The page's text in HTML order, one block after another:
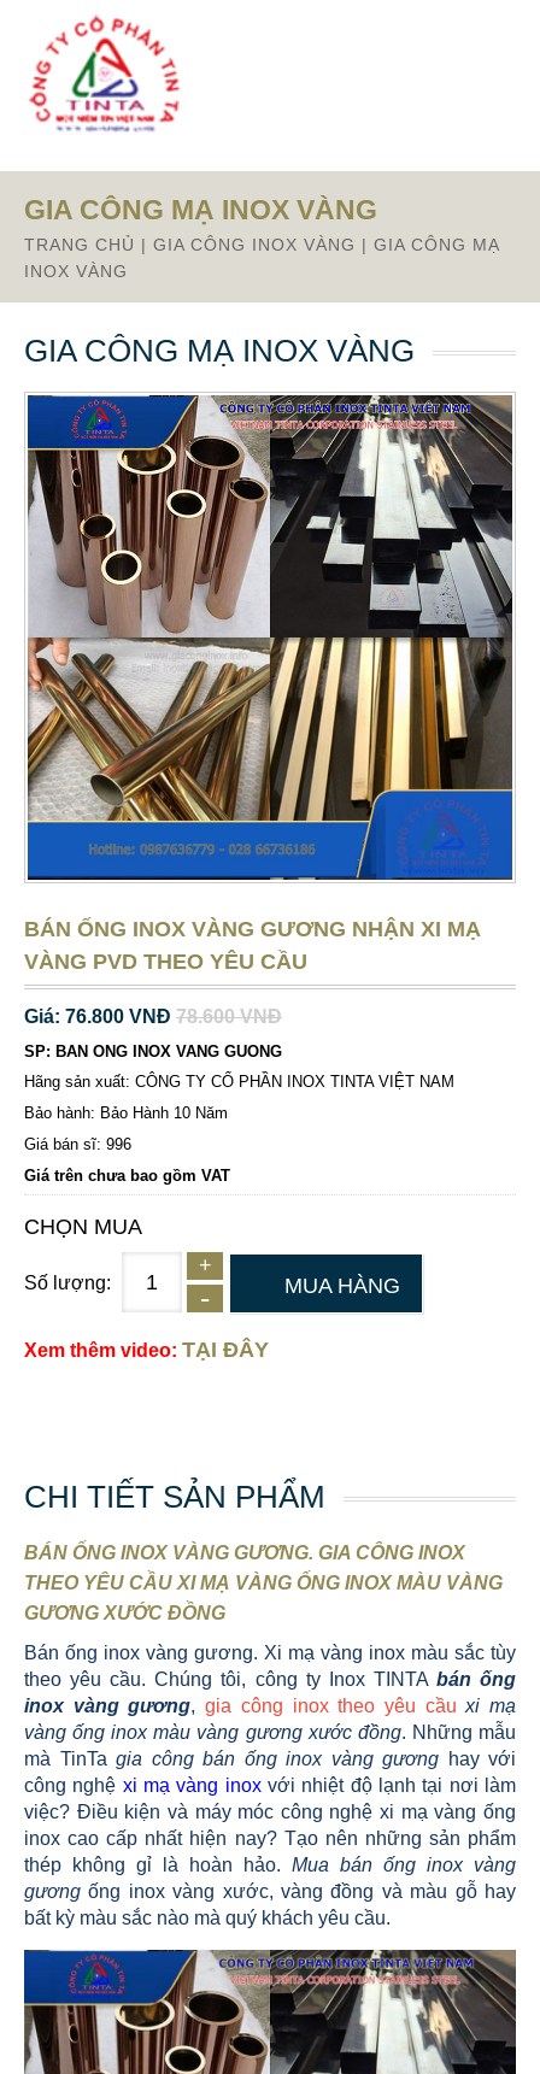
From this section downward is Zalo source code
GIA CÔNG MẠ INOX VÀNG
TRANG CHỦ | GIA CÔNG INOX VÀNG | GIA CÔNG MẠ
INOX VÀNG
GIA CÔNG MẠ INOX VÀNG
BÁN ỐNG INOX VÀNG GƯƠNG NHẬN XI MẠ
VÀNG PVD THEO YÊU CẦU
Giá: 76.800 VNĐ 78.600 VNĐ
SP: BAN ONG INOX VANG GUONG
Hãng sản xuất: CÔNG TY CỔ PHẦN INOX TINTA VIỆT NAM
Bảo hành: Bảo Hành 10 Năm
Giá bán sĩ: 996
Giá trên chưa bao gồm VAT
CHỌN MUA
Số lượng: MUA HÀNG
Xem thêm video: TẠI ĐÂY
CHI TIẾT SẢN PHẨM
BÁN ỐNG INOX VÀNG GƯƠNG. GIA CÔNG INOX
THEO YÊU CẦU XI MẠ VÀNG ỐNG INOX MÀU VÀNG
GƯƠNG XƯỚC ĐỒNG
Bán ống inox vàng gương. Xi mạ vàng inox màu sắc tùy
theo yêu cầu. Chúng tôi, công ty Inox TINTA bán ống
inox vàng gương,gia công inox theo yêu cầu xi mạ
vàng ống inox màu vàng gương xước đồng. Những mẫu
mà TinTa gia công bán ống inox vàng gương hay với
công nghệ xi mạ vàng inoxvới nhiệt độ lạnh tại nơi làm
việc? Điều kiện và máy móc công nghệ xi mạ vàng ống
inox cao cấp nhất hiện nay? Tạo nên những sản phẩm
thép không gỉ là hoàn hảo. Mua bán ống inox vàng
gương ống inox vàng xước, vàng đồng và màu gỗ hay
bất kỳ màu sắc nào mà quý khách yêu cầu.